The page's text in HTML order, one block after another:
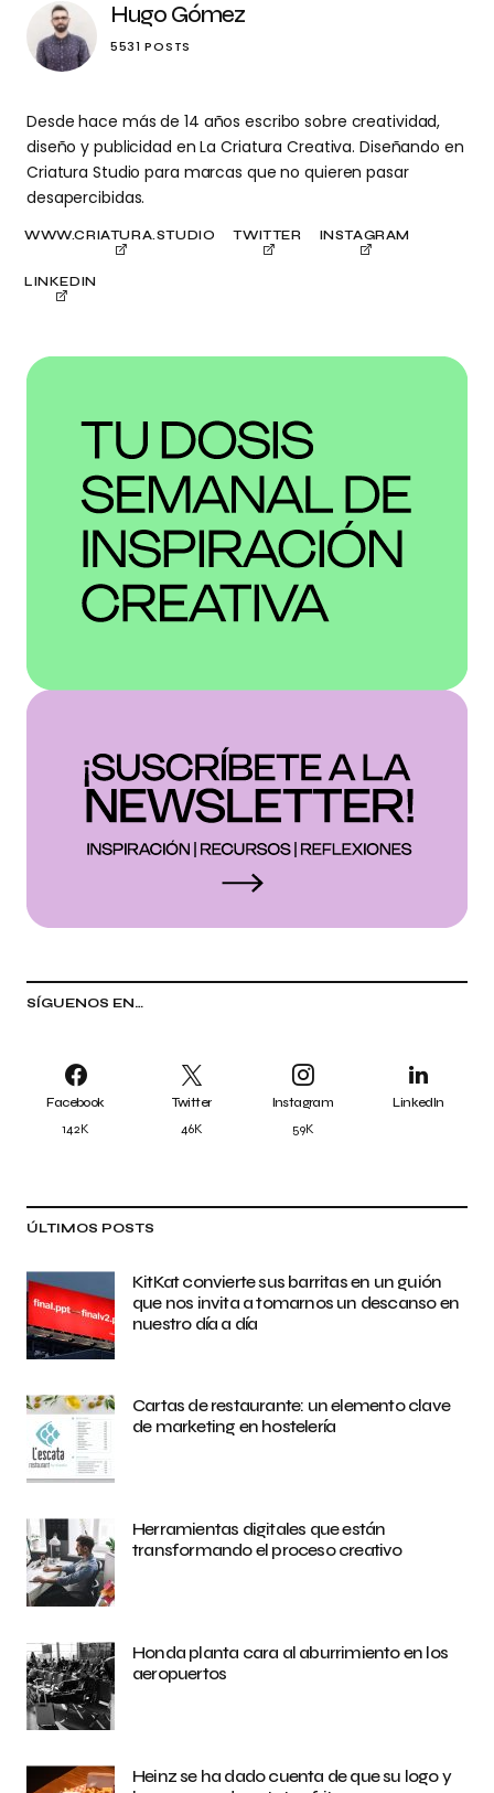
SÍGUENOS EN…
Facebook
142K
Twitter
46K
Instagram
59K
LinkedIn
ÚLTIMOS POSTS
KitKat convierte sus barritas en un guión
que nos invita a tomarnos un descanso en
nuestro día a día
Cartas de restaurante: un elemento clave
de marketing en hostelería
Herramientas digitales que están
transformando el proceso creativo
Honda planta cara al aburrimiento en los
aeropuertos
Heinz se ha dado cuenta de que su logo y
Hugo Gómez
5531 POSTS
Desde hace más de 14 años escribo sobre creatividad,
diseño y publicidad en La Criatura Creativa. Diseñando en
Criatura Studio para marcas que no quieren pasar
desapercibidas.
WWW.CRIATURA.STUDIO TWITTER INSTAGRAM
LINKEDIN